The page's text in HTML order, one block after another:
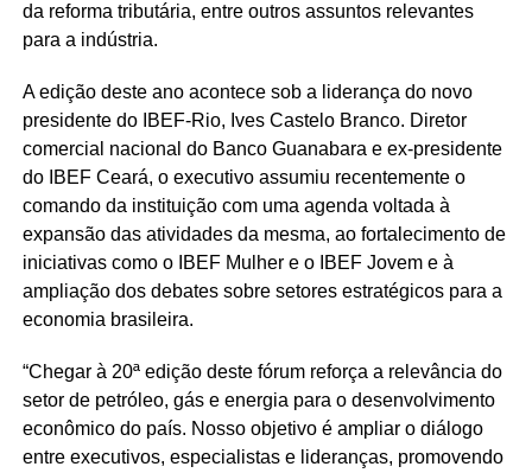
da reforma tributária, entre outros assuntos relevantes
para a indústria.
A edição deste ano acontece sob a liderança do novo
presidente do IBEF-Rio, Ives Castelo Branco. Diretor
comercial nacional do Banco Guanabara e ex-presidente
do IBEF Ceará, o executivo assumiu recentemente o
comando da instituição com uma agenda voltada à
expansão das atividades da mesma, ao fortalecimento de
iniciativas como o IBEF Mulher e o IBEF Jovem e à
ampliação dos debates sobre setores estratégicos para a
economia brasileira.
“Chegar à 20ª edição deste fórum reforça a relevância do
setor de petróleo, gás e energia para o desenvolvimento
econômico do país. Nosso objetivo é ampliar o diálogo
entre executivos, especialistas e lideranças, promovendo